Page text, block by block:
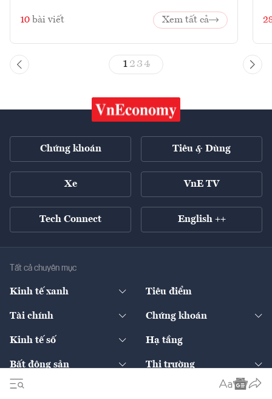
10 bài viết Xem tất cả
1 23 4
Chứng khoán Tiêu & Dùng
Xe VnE TV
Tech Connect English ++
Tất cả chuyên mục
Kinh tế xanh
Diễn đàn
Tiêu điểm
Tài chính
Ngân hàng
Chứng khoán
Doanh nghiệp niêm yết
Kinh tế số
Sản phẩm - Thị trường
Tài sản số
Hạ tầng
Bất động sản
Chính sách
Thị trường
Thế giới